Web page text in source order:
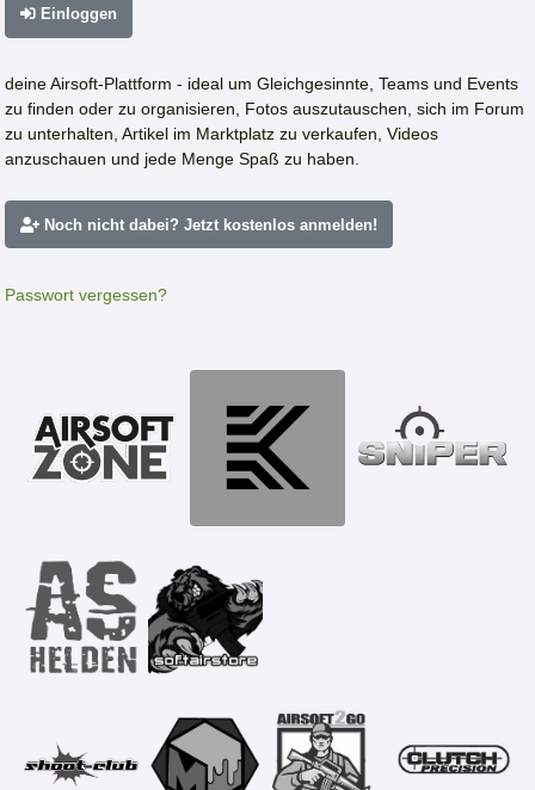
Einloggen
deine Airsoft-Plattform - ideal um Gleichgesinnte, Teams und Events
zu finden oder zu organisieren, Fotos auszutauschen, sich im Forum
zu unterhalten, Artikel im Marktplatz zu verkaufen, Videos
anzuschauen und jede Menge Spaß zu haben.
Noch nicht dabei? Jetzt kostenlos anmelden!
Passwort vergessen?